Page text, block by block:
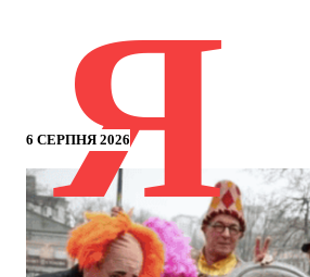
6 СЕРПНЯ 2026
Я